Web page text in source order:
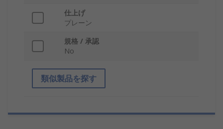
仕上げ
プレーン
規格 / 承認
No
類似製品を探す